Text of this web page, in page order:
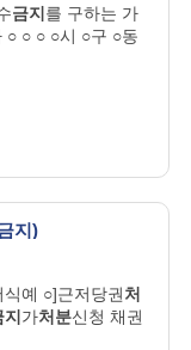
금지를 구하는 가
○ ○ ○ ○시 ○구 ○동
지)
식예 ○]근저당권처
지가처분신청 채권